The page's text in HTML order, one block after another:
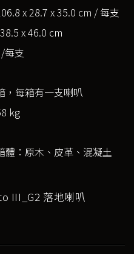
x 28.7 x 35.0 cm / 每支
x 46.0 cm
每支
，每箱有一支喇叭
kg
體：原木、皮革、混凝土
III_G2 落地喇叭